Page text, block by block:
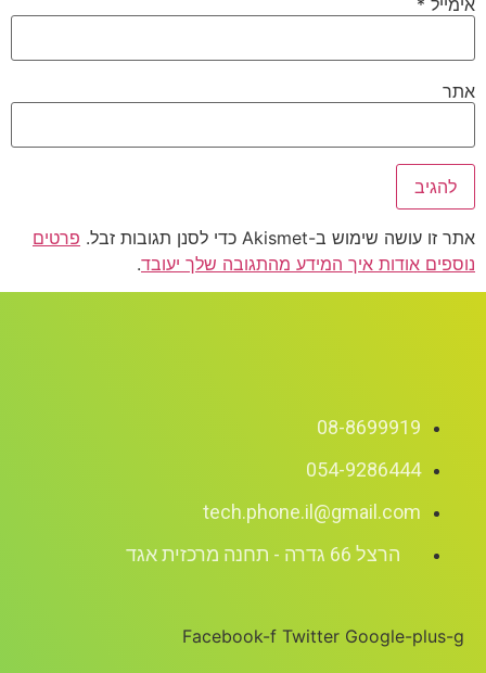
אתר
אתר זו עושה שימוש ב-Akismet כדי לסנן תגובות זבל.
פרטים
נוספים אודות איך המידע מהתגובה שלך יעובד.
08-8699919
054-9286444
tech.phone.il@gmail.com
הרצל 66 גדרה - תחנה מרכזית אגד
Facebook-f Twitter Google-plus-g